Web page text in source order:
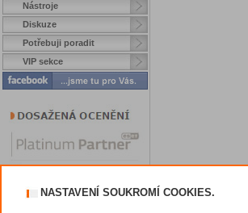
Nástroje
Diskuze
Potřebuji poradit
VIP sekce
NASTAVENÍ SOUKROMÍ COOKIES.